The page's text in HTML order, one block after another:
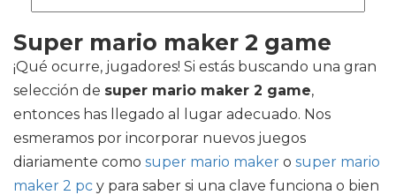
Super mario maker 2 game
¡Qué ocurre, jugadores! Si estás buscando una gran
selección de super mario maker 2 game,
entonces has llegado al lugar adecuado. Nos
esmeramos por incorporar nuevos juegos
diariamente como super mario maker o super mario
maker 2 pc y para saber si una clave funciona o bien